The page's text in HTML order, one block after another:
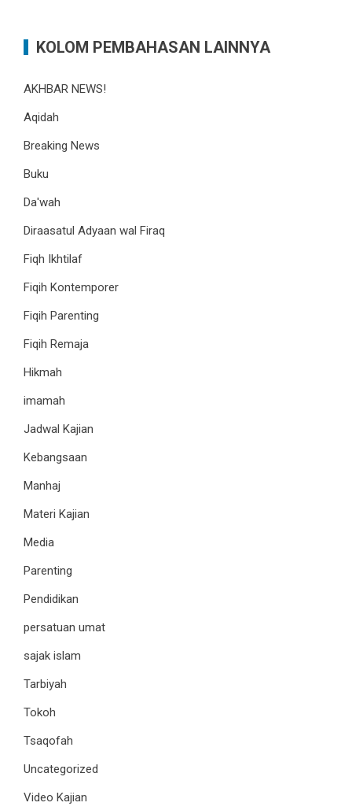
KOLOM PEMBAHASAN LAINNYA
AKHBAR NEWS!
Aqidah
Breaking News
Buku
Da'wah
Diraasatul Adyaan wal Firaq
Fiqh Ikhtilaf
Fiqih Kontemporer
Fiqih Parenting
Fiqih Remaja
Hikmah
imamah
Jadwal Kajian
Kebangsaan
Manhaj
Materi Kajian
Media
Parenting
Pendidikan
persatuan umat
sajak islam
Tarbiyah
Tokoh
Tsaqofah
Uncategorized
Video Kajian